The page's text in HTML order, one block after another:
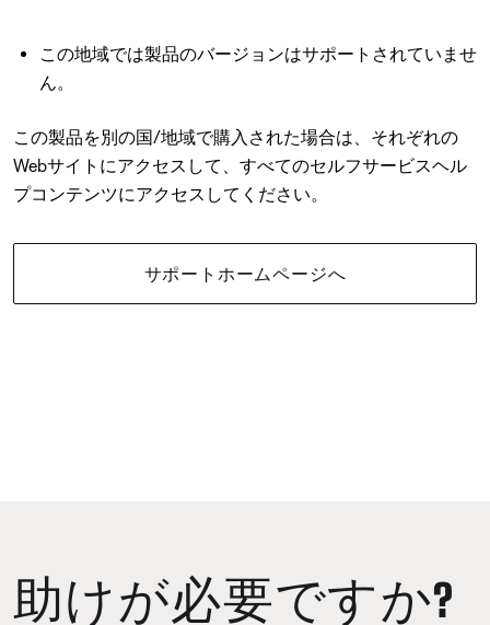
この地域では製品のバージョンはサポートされていませ
ん。
この製品を別の国/地域で購入された場合は、それぞれの
Webサイトにアクセスして、すべてのセルフサービスヘル
プコンテンツにアクセスしてください。
サポートホームページへ
助けが必要ですか?